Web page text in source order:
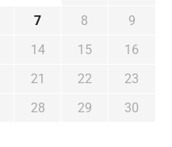
7 8
9
14 15
16
21 22
23
28 29
30